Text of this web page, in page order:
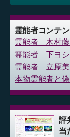
霊能者コンテ
霊能者 木村藤
霊能者 下ヨシ
霊能者 立原美
本物霊能者と
評
当